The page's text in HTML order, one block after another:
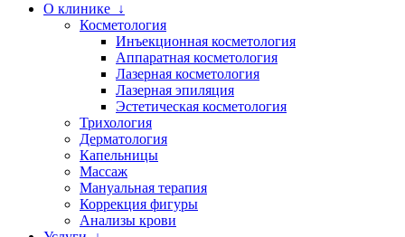
О клинике ↓
Косметология
Инъекционная косметология
Аппаратная косметология
Лазерная косметология
Лазерная эпиляция
Эстетическая косметология
Трихология
Дерматология
Капельницы
Массаж
Мануальная терапия
Коррекция фигуры
Анализы крови